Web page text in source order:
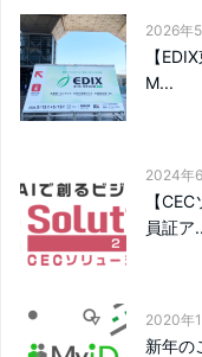
2026年
【
M...
2024年
【
員証ア
2020年
新年の